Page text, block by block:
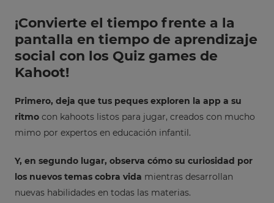
¡Convierte el tiempo frente a la
pantalla en tiempo de aprendizaje
social con los Quiz games de
Kahoot!
Primero, deja que tus peques exploren la app a su
ritmo con kahoots listos para jugar, creados con mucho
mimo por expertos en educación infantil.
Y, en segundo lugar, observa cómo su curiosidad por
los nuevos temas cobra vida mientras desarrollan
nuevas habilidades en todas las materias.